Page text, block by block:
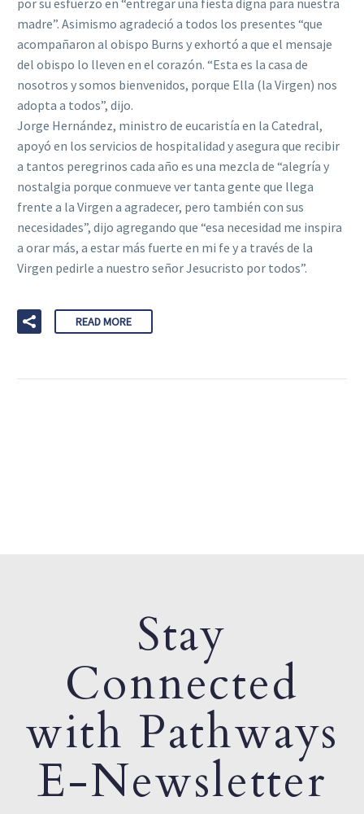
por su esfuerzo en “entregar una fiesta digna para nuestra
madre”. Asimismo agradeció a todos los presentes “que
acompañaron al obispo Burns y exhortó a que el mensaje
del obispo lo lleven en el corazón. “Esta es la casa de
nosotros y somos bienvenidos, porque Ella (la Virgen) nos
adopta a todos”, dijo.
Jorge Hernández, ministro de eucaristía en la Catedral,
apoyó en los servicios de hospitalidad y asegura que recibir
a tantos peregrinos cada año es una mezcla de “alegría y
nostalgia porque conmueve ver tanta gente que llega
frente a la Virgen a agradecer, pero también con sus
necesidades”, dijo agregando que “esa necesidad me inspira
a orar más, a estar más fuerte en mi fe y a través de la
Virgen pedirle a nuestro señor Jesucristo por todos”.
READ MORE
Stay
Connected
with Pathways
E-Newsletter